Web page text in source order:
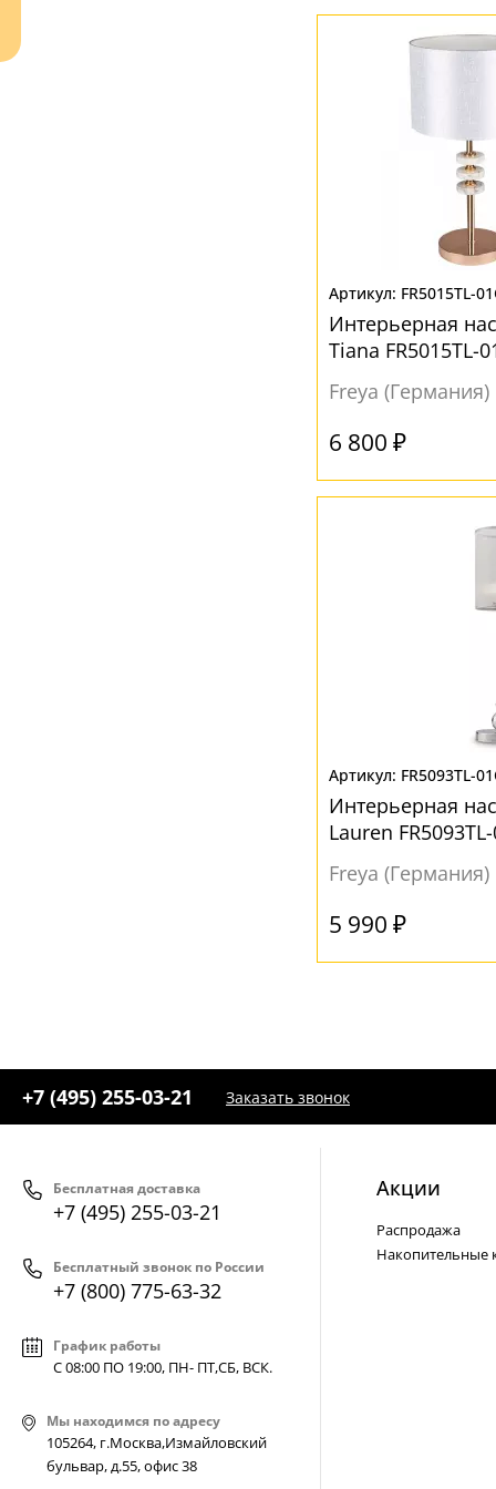
FR5015TL-
Интерьерная
Tiana FR5015TL-
Freya (Германия)
6 800 ₽
FR5093TL-
Интерьерная
Lauren
Freya (Германия)
5 990 ₽
+7 (495) 255-03-21 Заказать звонок
Бесплатная доставка
+7 (495) 255-03-21
Бесплатный звонок по России
+7 (800) 775-63-32
График работы
С 08:00 ПО 19:00, ПН- ПТ,СБ, ВСК.
Мы находимся по адресу
105264, г.Москва,Измайловский
бульвар, д.55, офис 38
Акции
Распродажа
Накопительные